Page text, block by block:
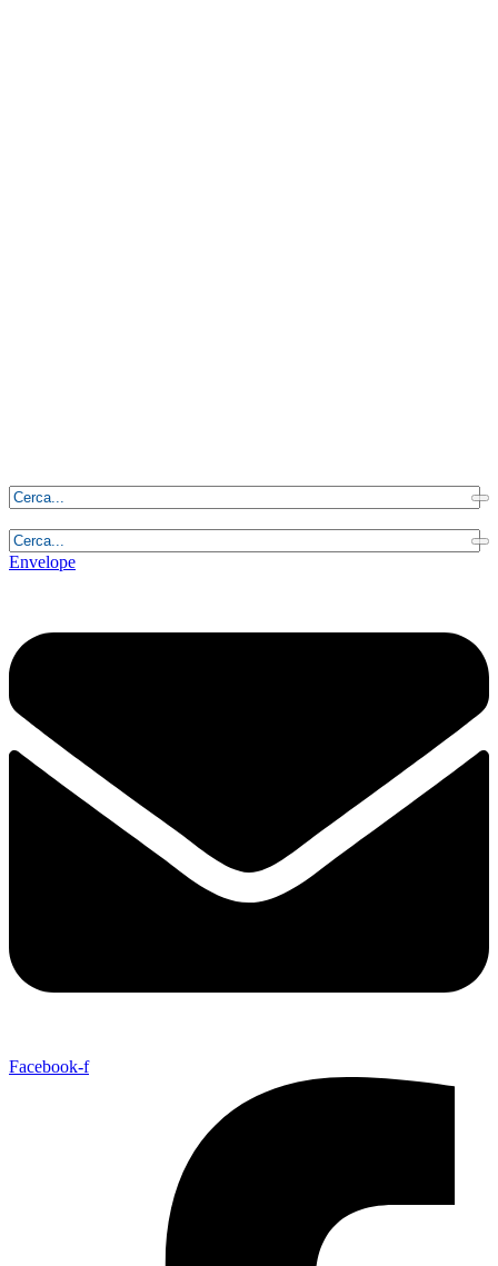
Envelope
Facebook-f